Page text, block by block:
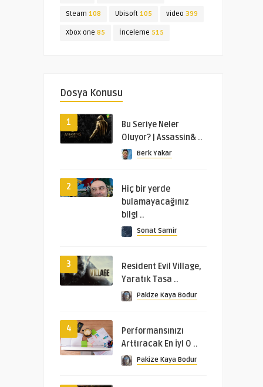
Steam 108 Ubisoft 105 video 399
Xbox one 85 İnceleme 515
Dosya Konusu
1
Bu Seriye Neler
Oluyor? | Assassin& ..
Berk Yakar
2
Hiç bir yerde
bulamayacağınız
bilgi ..
Sonat Samir
3
Resident Evil Village,
Yaratık Tasa ..
Pakize Kaya Bodur
4
Performansınızı
Arttıracak En İyi O ..
Pakize Kaya Bodur